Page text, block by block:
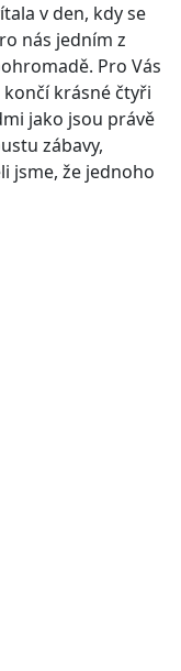
v den, kdy se
nás jedním z
Pro Vás
končí krásné čtyři
jako jsou právě
zábavy,
jsme, že jednoho